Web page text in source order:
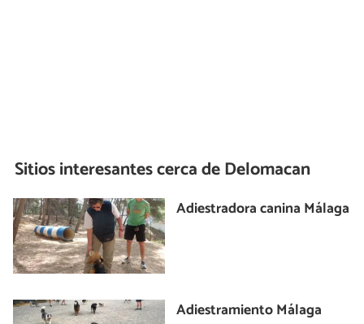
Sitios interesantes cerca deDelomacan
Adiestradora canina Málaga
Adiestramiento Málaga